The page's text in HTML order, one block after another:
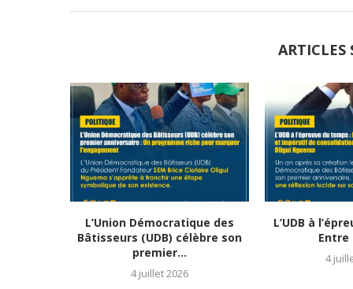
ARTICLES
L’Union Démocratique des
Bâtisseurs (UDB) célèbre son
premier...
4 juillet 2026
L’UDB à
Entre
4